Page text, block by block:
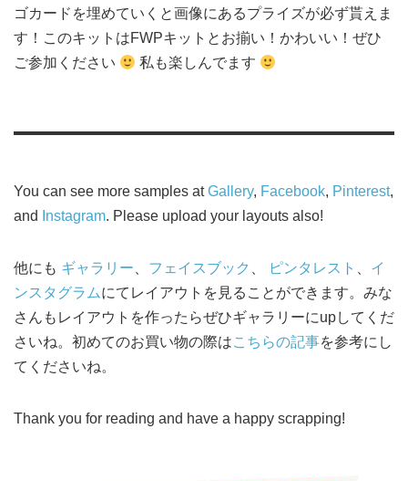
ゴカードを埋めていくと画像にあるプライズが必ず貰えま
す！このキットはFWPキットとお揃い！かわいい！ぜひ
ご参加ください
私も楽しんでます
You can see more samples atGallery, Facebook, Pinterest,
and
Instagram. Please upload your layouts also!
他にも ギャラリー フェイスブック ピンタレスト
イ
ンスタグラムにてレイアウトを見ることができます。みな
さんもレイアウトを作ったらぜひギャラリーにupしてくだ
さいね。初めてのお買い物の際はこちらの記事を参考にし
てくださいね。
Thank you for reading and have a happy scrapping!